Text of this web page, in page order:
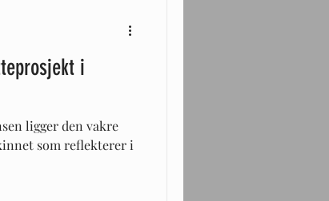
i
ligger den vakre
som reflekterer i